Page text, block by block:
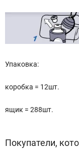
Упаковка:
коробка = 12шт.
ящик = 288шт.
Покупатели,